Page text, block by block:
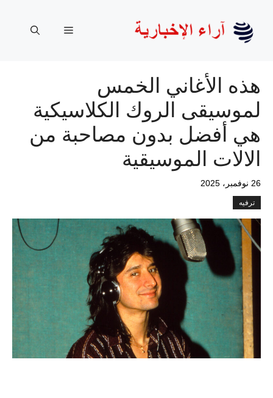
المحتوى
القائمة
هذه الأغاني الخمس
لموسيقى الروك الكلاسيكية
هي أفضل بدون مصاحبة من
الالات الموسيقية
26 نوفمبر، 2025
ترفيه